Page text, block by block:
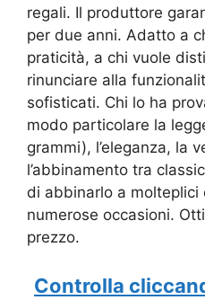
regali. Il produttore
per due anni. Adatto a
praticità, a chi vuole
rinunciare alla
sofisticati. Chi lo ha
modo particolare la
grammi), l’eleganza, la
l’abbinamento tra
di abbinarlo a
numerose occasioni.
prezzo.
Controlla